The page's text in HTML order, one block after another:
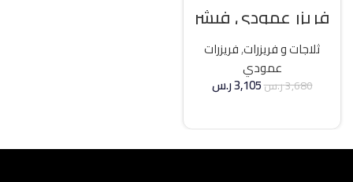
فريزر عمودي فيشر
21 قدم انفرتر – فضي
ثلاجات و فريزرات,فريزرات
عمودي
3,680ر.س3,105ر.س